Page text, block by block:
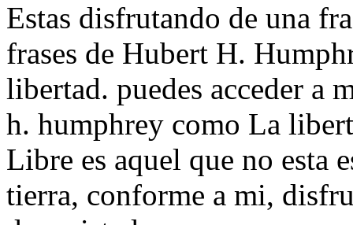
Estas disfrutando de una
frases de Hubert H.
libertad. puedes acceder a
h. humphrey como La
Libre es aquel que no esta
tierra, conforme a mi,